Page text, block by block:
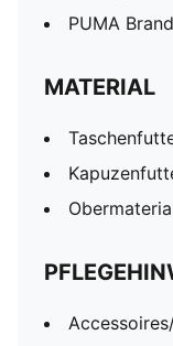
PUMA
MATERIAL